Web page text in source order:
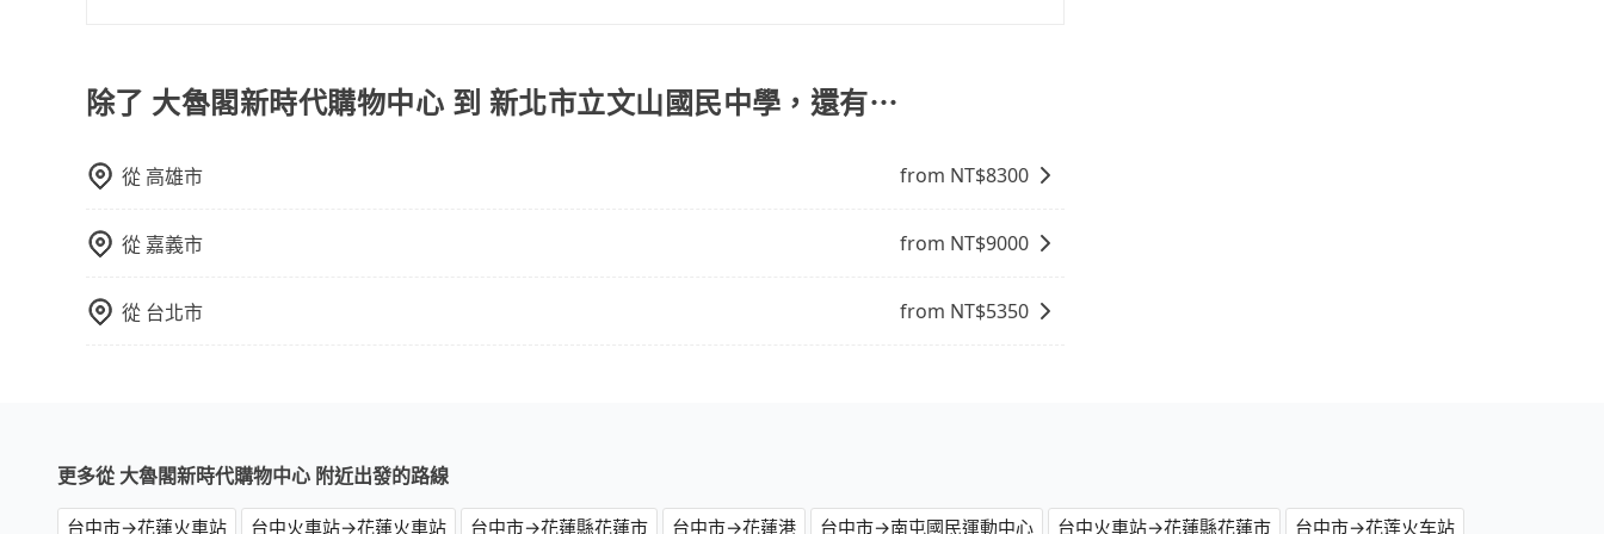
握最划算的價格。
點間來回穿梭的客戶，例如市區觀光、商務差旅等。 點到點包車：點到點包車是按照里程和目的地來計費，客戶
可以預先告知出發地點A到目的地B，會根據路線和里程來計算費用。這種服務通常適用於單程或從一個城市到另
除了 大魯閣新時代購物中心 到 新北市立文山國民中學，還有⋯
從 高雄市 from NT$8300
從 嘉義市 from NT$9000
從 台北市 from NT$5350
更多從 大魯閣新時代購物中心 附近出發的路線
台中市→花蓮火車站 台中火車站→花蓮火車站 台中市→花蓮縣花蓮市 台中市→花蓮港 台中市→南屯國民運動中心 台中火車站→花蓮縣花蓮市 台中市→花莲火车站